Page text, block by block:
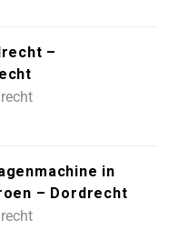
–
in
– Dordrecht